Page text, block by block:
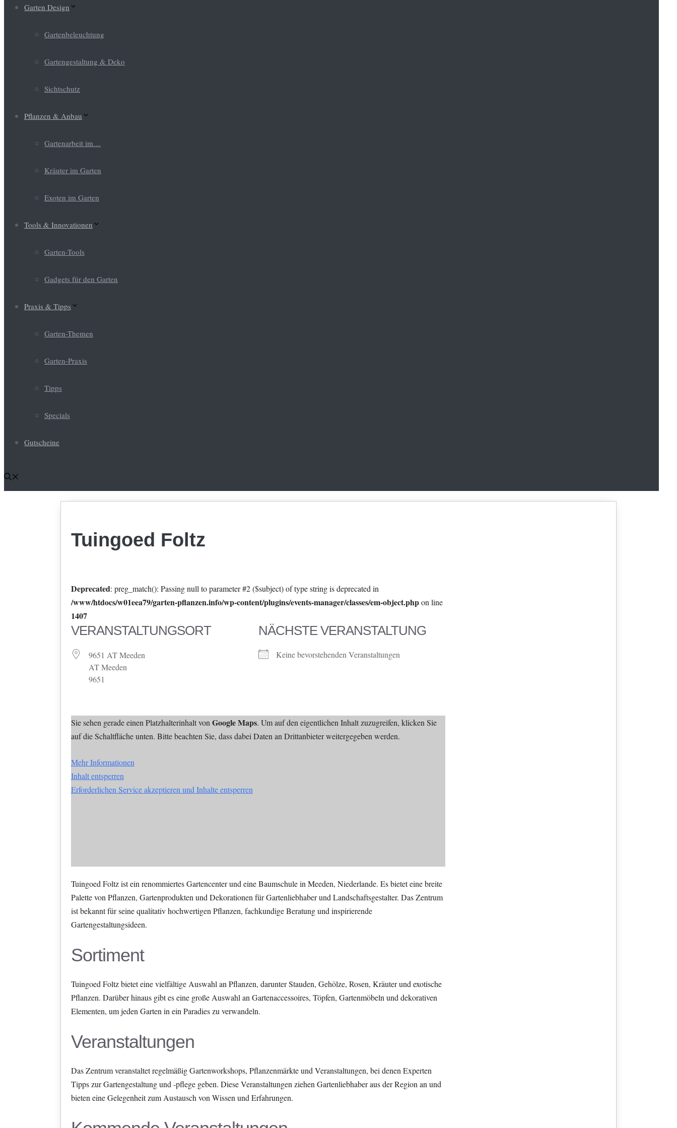
Garten Design
Gartenbeleuchtung
Gartengestaltung & Deko
Sichtschutz
Pflanzen & Anbau
Gartenarbeit im…
Kräuter im Garten
Exoten im Garten
Tools & Innovationen
Garten-Tools
Gadgets für den Garten
Praxis & Tipps
Garten-Themen
Garten-Praxis
Tipps
Specials
Gutscheine
Tuingoed Foltz
Deprecated: preg_match(): Passing null to parameter #2 ($subject) of type string is deprecated in
/www/htdocs/w01eea79/garten-pflanzen.info/wp-content/plugins/events-manager/classes/em-object.phpon line
1407
VERANSTALTUNGSORT
9651 AT Meeden
AT Meeden
9651
NÄCHSTE VERANSTALTUNG
Keine bevorstehenden Veranstaltungen
Sie sehen gerade einen Platzhalterinhalt von Google Maps. Um auf den eigentlichen Inhalt zuzugreifen, klicken Sie
auf die Schaltfläche unten. Bitte beachten Sie, dass dabei Daten an Drittanbieter weitergegeben werden.
Mehr Informationen
Inhalt entsperren
Erforderlichen Service akzeptieren und Inhalte entsperren
Tuingoed Foltz ist ein renommiertes Gartencenter und eine Baumschule in Meeden, Niederlande. Es bietet eine breite
Palette von Pflanzen, Gartenprodukten und Dekorationen für Gartenliebhaber und Landschaftsgestalter. Das Zentrum
ist bekannt für seine qualitativ hochwertigen Pflanzen, fachkundige Beratung und inspirierende
Gartengestaltungsideen.
Sortiment
Tuingoed Foltz bietet eine vielfältige Auswahl an Pflanzen, darunter Stauden, Gehölze, Rosen, Kräuter und exotische
Pflanzen. Darüber hinaus gibt es eine große Auswahl an Gartenaccessoires, Töpfen, Gartenmöbeln und dekorativen
Elementen, um jeden Garten in ein Paradies zu verwandeln.
Veranstaltungen
Das Zentrum veranstaltet regelmäßig Gartenworkshops, Pflanzenmärkte und Veranstaltungen, bei denen Experten
Tipps zur Gartengestaltung und -pflege geben. Diese Veranstaltungen ziehen Gartenliebhaber aus der Region an und
bieten eine Gelegenheit zum Austausch von Wissen und Erfahrungen.